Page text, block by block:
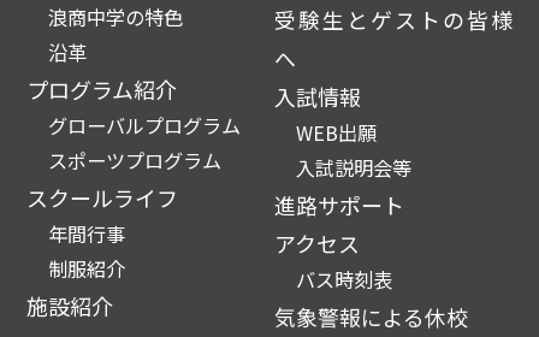
浪商中学の特色
沿革
プログラム紹介
グローバルプログラム
スポーツプログラム
スクールライフ
年間行事
制服紹介
施設紹介
受験生とゲストの皆様
へ
入試情報
WEB出願
入試説明会等
進路サポート
アクセス
バス時刻表
気象警報による休校